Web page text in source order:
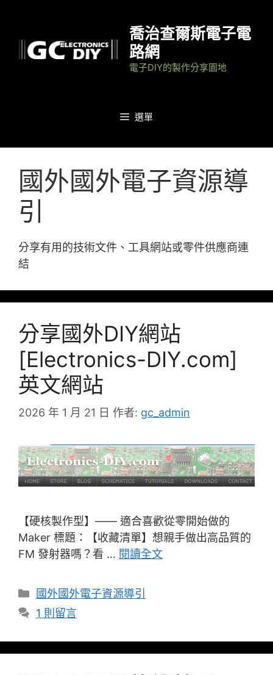
喬治查爾斯電子電
路網
電子DIY的製作分享園地
選單
國外國外電子資源導
引
分享有用的技術文件、工具網站或零件供應商連
結
分享國外DIY網站
[Electronics-DIY.com]
英文網站
2026 年 1 月 21 日 作者: gc_admin
【硬核製作型】—— 適合喜歡從零開始做的
Maker 標題：【收藏清單】想親手做出高品質的
FM 發射器嗎？看 … 閱讀全文
分
類
國外國外電子資源導引
1 則留言